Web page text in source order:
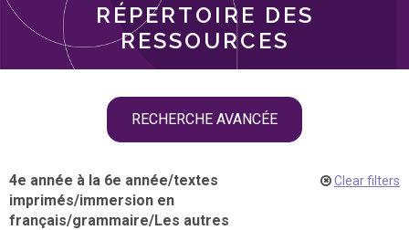
langue
RÉPERTOIRE DES
RESSOURCES
RECHERCHE AVANCÉE
4e année à la 6e année/textes
imprimés/immersion en
français/grammaire/Les autres
Clear filters